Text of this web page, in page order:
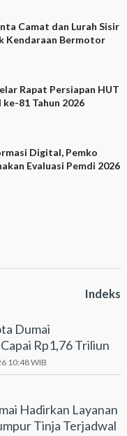
Camat dan Lurah Sisir
Kendaraan Bermotor
Rapat Persiapan HUT
81 Tahun 2026
Digital, Pemko
Evaluasi Pemdi 2026
Indeks
Dumai
Rp1,76 Triliun
10:48 WIB
Hadirkan Layanan
Tinja Terjadwal